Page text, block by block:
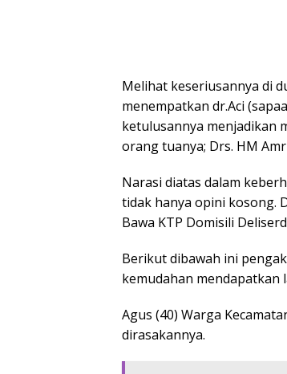
Melihat keseriusannya di
menempatkan dr.Aci
ketulusannya menjadikan
orang tuanya; Drs. HM
Narasi diatas dalam
tidak hanya opini kosong.
Bawa KTP Domisili
Berikut dibawah ini
kemudahan mendapatkan
Agus (40) Warga
dirasakannya.